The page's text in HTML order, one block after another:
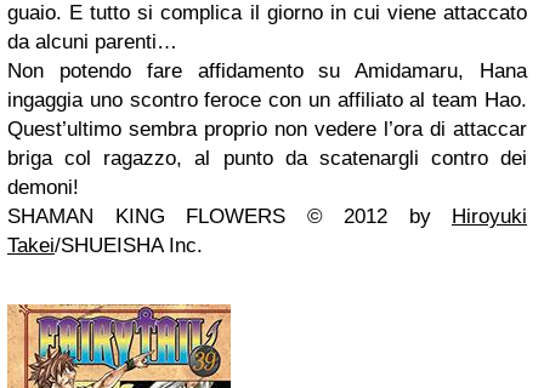
guaio. E tutto si complica il giorno in cui viene attaccato
da alcuni parenti…
Non potendo fare affidamento su Amidamaru, Hana
ingaggia uno scontro feroce con un affiliato al team Hao.
Quest’ultimo sembra proprio non vedere l’ora di attaccar
briga col ragazzo, al punto da scatenargli contro dei
demoni!
SHAMAN KING FLOWERS © 2012 by Hiroyuki
Takei/SHUEISHA Inc.